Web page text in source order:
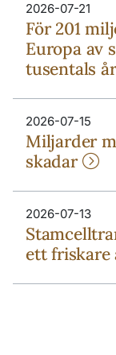
2026-07-21
För 201
Europa av
tusentals
2026-07-15
Miljarder
skadar
2026-07-13
ett friskare